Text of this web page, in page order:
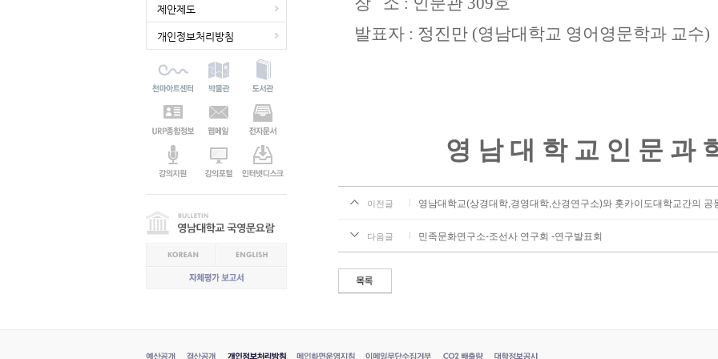
제안제도
개인정보처리방침
발표자 : 정진만 (영남대학교 영어영문학과 교수)
영 남 대 학 교 인 문 과
이전글 영남대학교(상경대학,경영대학,산경연구소)와 홋카이도대학교간의 공
다음글 민족문화연구소-조선사 연구회 -연구발표회